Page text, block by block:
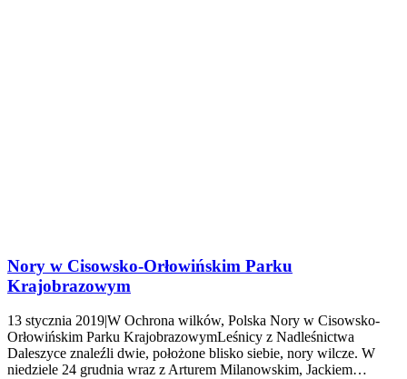
Nory w Cisowsko-Orłowińskim Parku
Krajobrazowym
13 stycznia 2019|W Ochrona wilków, Polska Nory w Cisowsko-
Orłowińskim Parku KrajobrazowymLeśnicy z Nadleśnictwa
Daleszyce znaleźli dwie, położone blisko siebie, nory wilcze. W
niedziele 24 grudnia wraz z Arturem Milanowskim, Jackiem…